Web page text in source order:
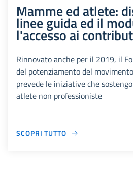
Mamme ed atlete:
linee guida ed il
l'accesso ai
Rinnovato anche per il 2019, il
del potenziamento del
prevede le iniziative che
atlete non professioniste
SCOPRI TUTTO